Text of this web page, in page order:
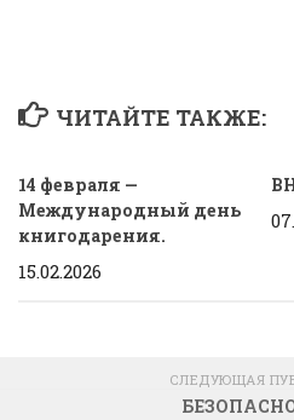
ЧИТАЙТЕ ТАКЖЕ:
14 февраля —
Международный день
книгодарения.
15.02.2026
СЛЕДУЮЩАЯ